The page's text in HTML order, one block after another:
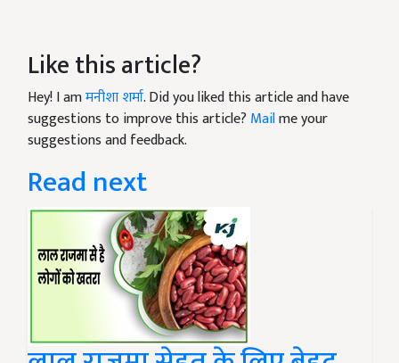
Like this article?
Hey! I amमनीशा शर्मा. Did you liked this article and have
suggestions to improve this article? Mailme your
suggestions and feedback.
Read next